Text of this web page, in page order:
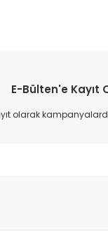
bulunuyor.
E-Bülten'e Kayıt
olarak